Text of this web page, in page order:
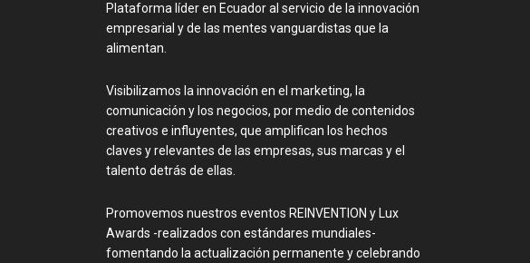
Plataforma líder en Ecuador al servicio de la innovación
empresarial y de las mentes vanguardistas que la
alimentan.
Visibilizamos la innovación en el marketing, la
comunicación y los negocios, por medio de contenidos
creativos e influyentes, que amplifican los hechos
claves y relevantes de las empresas, sus marcas y el
talento detrás de ellas.
Promovemos nuestros eventos REINVENTION y Lux
Awards -realizados con estándares mundiales-
fomentando la actualización permanente y celebrando